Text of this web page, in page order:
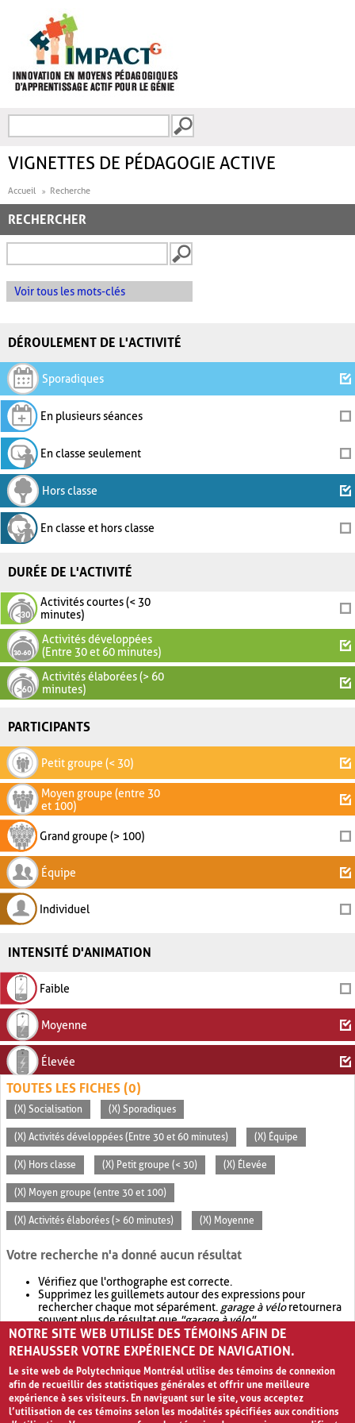
FORMULAIRE DE
VIGNETTES DE PÉDAGOGIE ACTIVE
Accueil Recherche
RECHERCHER
Voir tous les mots-clés
DÉROULEMENT DE L'ACTIVITÉ
Sporadiques
En plusieurs séances
En classe seulement
Hors classe
En classe et hors classe
DURÉE DE L'ACTIVITÉ
Activités courtes (< 30
minutes)
Activités développées
(Entre 30 et 60 minutes)
Activités élaborées (> 60
minutes)
PARTICIPANTS
Petit groupe (< 30)
Moyen groupe (entre 30
et 100)
Grand groupe (> 100)
Équipe
Individuel
INTENSITÉ D'ANIMATION
Faible
Moyenne
Élevée
TOUTES LES FICHES (0)
(X) Socialisation (X) Sporadiques
(X) Activités développées (Entre 30 et 60 minutes) (X) Équipe
(X) Hors classe (X) Petit groupe (< 30) (X) Élevée
(X) Moyen groupe (entre 30 et 100)
(X) Activités élaborées (> 60 minutes) (X) Moyenne
Votre recherche n'a donné aucun résultat
Vérifiez que l'orthographe est correcte.
Supprimez les guillemets autour des expressions pour
rechercher chaque mot séparément. garage à véloretournera
souvent plus de résultat que"garage à vélo".
Envisagez d'élargir votre recherche avec OR.garage OR vélo
retournera souvent plus de résultat quegarage à vélo
NOTRE SITE WEB UTILISE DES TÉMOINS AFIN DE
REHAUSSER VOTRE EXPÉRIENCE DE NAVIGATION.
Le site web de Polytechnique Montréal utilise des témoins de connexion
afin de recueillir des statistiques générales et offrir une meilleure
expérience à ses visiteurs. En naviguant sur le site, vous acceptez
l’utilisation de ces témoins selon les modalités spécifiées aux conditions